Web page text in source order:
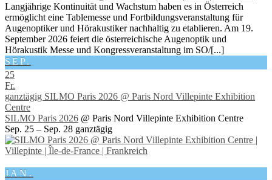
Langjährige Kontinuität und Wachstum haben es in Österreich
ermöglicht eine Tablemesse und Fortbildungsveranstaltung für
Augenoptiker und Hörakustiker nachhaltig zu etablieren. Am 19.
September 2026 feiert die österreichische Augenoptik und
Hörakustik Messe und Kongressveranstaltung im SO/[...]
SEP.
25
Fr.
ganztägig SILMO Paris 2026 @ Paris Nord Villepinte Exhibition
Centre
SILMO Paris 2026 @ Paris Nord Villepinte Exhibition Centre
Sep. 25 – Sep. 28 ganztägig
JAN.